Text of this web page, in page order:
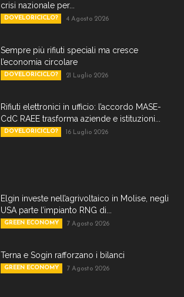
crisi nazionale per...
DOVELORICICLO? 4 Agosto 2026
Sempre più rifiuti speciali ma cresce
l’economia circolare
DOVELORICICLO? 21 Luglio 2026
Rifiuti elettronici in ufficio: l’accordo MASE-
CdC RAEE trasforma aziende e istituzioni...
DOVELORICICLO? 16 Luglio 2026
Elgin investe nell’agrivoltaico in Molise, negli
USA parte l’impianto RNG di...
GREEN ECONOMY 7 Agosto 2026
Terna e Sogin rafforzano i bilanci
GREEN ECONOMY 7 Agosto 2026